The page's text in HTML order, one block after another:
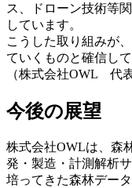
ス、ドローン技術等
しています。
こうした取り組みが
ていくものと確信して
（株式会社OWL 代
今後の展望
株式会社OWLは、森
発・製造・計測解析
培ってきた森林デー